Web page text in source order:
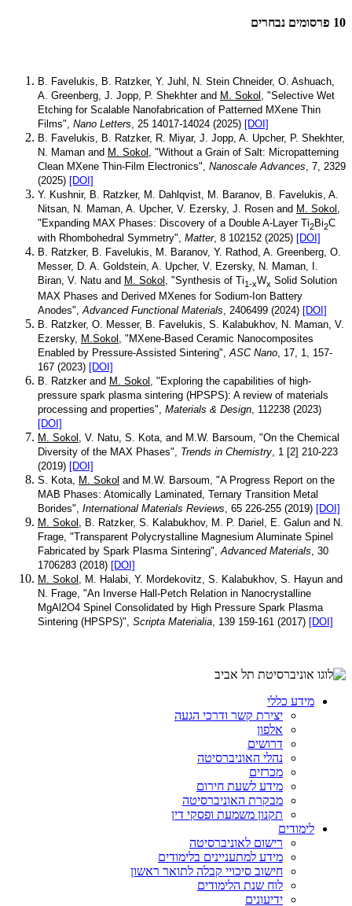
10 פרסומים נבחרים
B. Favelukis, B. Ratzker, Y. Juhl, N. Stein Chneider, O. Ashuach,
A. Greenberg, J. Jopp, P. Shekhter and M. Sokol , "Selective Wet
Etching for Scalable Nanofabrication of Patterned MXene Thin
Films", Nano Letters , 25 14017-14024 (2025) [DOI]
B. Favelukis, B. Ratzker, R. Miyar, J. Jopp, A. Upcher, P. Shekhter,
N. Maman and M. Sokol , "Without a Grain of Salt: Micropatterning
Clean MXene Thin-Film Electronics", Nanoscale Advances , 7, 2329
(2025) [DOI]
Y. Kushnir, B. Ratzker, M. Dahlqvist, M. Baranov, B. Favelukis, A.
Nitsan, N. Maman, A. Upcher, V. Ezersky, J. Rosen and M. Sokol
"Expanding MAX Phases: Discovery of a Double A-Layer Ti2Bi2C
with Rhombohedral Symmetry", Matter, 8 102152 (2025) [DOI]
B. Ratzker, B. Favelukis, M. Baranov, Y. Rathod, A. Greenberg, O.
Messer, D. A. Goldstein, A. Upcher, V. Ezersky, N. Maman, I.
Biran, V. Natu and M. Sokol , "Synthesis of Ti1-xWx Solid Solution
MAX Phases and Derived MXenes for Sodium-Ion Battery
Anodes",Advanced Functional Materials, 2406499 (2024) [DOI]
B. Ratzker, O. Messer, B. Favelukis, S. Kalabukhov, N. Maman, V.
Ezersky, M.Sokol , "MXene-Based Ceramic Nanocomposites
Enabled by Pressure-Assisted Sintering",ASC Nano, 17, 1, 157-
167 (2023) [DOI]
B. Ratzker and M. Sokol , "Exploring the capabilities of high-
pressure spark plasma sintering (HPSPS): A review of materials
processing and properties", Materials & Design, 112238 (2023)
[DOI]
M. Sokol , V. Natu, S. Kota, and M.W. Barsoum, "On the Chemical
Diversity of the MAX Phases", Trends in Chemistry, 1 [2] 210-223
(2019) [DOI]
S. Kota, M. Sokol and M.W. Barsoum, "A Progress Report on the
MAB Phases: Atomically Laminated, Ternary Transition Metal
Borides", International Materials Reviews, 65 226-255 (2019) [DOI]
M. Sokol , B. Ratzker, S. Kalabukhov, M. P. Dariel, E. Galun and N.
Frage, "Transparent Polycrystalline Magnesium Aluminate Spinel
Fabricated by Spark Plasma Sintering",Advanced Materials, 30
1706283 (2018) [DOI]
M. Sokol , M. Halabi, Y. Mordekovitz, S. Kalabukhov, S. Hayun and
N. Frage, "An Inverse Hall-Petch Relation in Nanocrystalline
MgAl2O4 Spinel Consolidated by High Pressure Spark Plasma
Sintering (HPSPS)", Scripta Materialia, 139 159-161 (2017) [DOI]
מידע כללי
יצירת קשר ודרכי הגעה
אלפון
דרושים
נהלי האוניברסיטה
מכרזים
מידע לשעת חירום
מבקרת האוניברסיטה
תקנון משמעת ופסקי דין
לימודים
רישום לאוניברסיטה
מידע למתעניינים בלימודים
חישוב סיכויי קבלה לתואר ראשון
לוח שנת הלימודים
ידיעונים